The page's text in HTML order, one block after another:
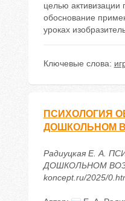
целью активизации
обоснование
уроках
Ключевые слова:
ПСИХОЛОГИЯ
ДОШКОЛЬНОМ
Радиуцкая Е. А.
ДОШКОЛЬНОМ
koncept.ru/2025/